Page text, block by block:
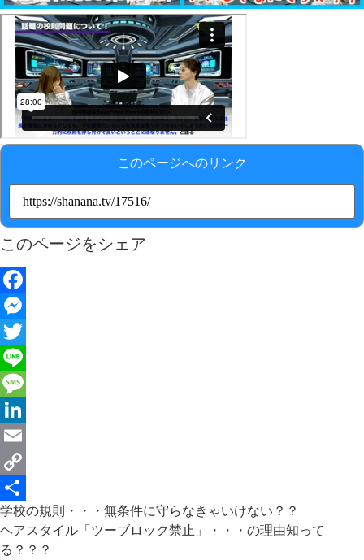
このページへのリンク
このページをシェア
Facebook
Messenger
Twitter
Line
Message
LinkedIn
Email
Copy
Link
共
有
学校の規則・・・無条件に守らなきゃいけない？？
ヘアスタイル「ツーブロック禁止」・・・の理由知って
る？？？